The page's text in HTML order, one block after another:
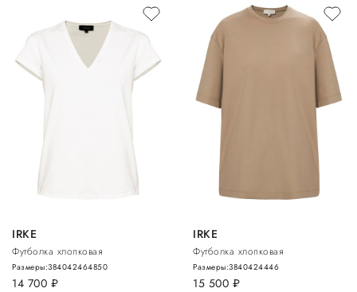
IRKE
Футболка хлопковая
14 700 руб.
Размеры:384042464850
IRKE
Футболка хлопковая
15 500 руб.
Размеры:3840424446